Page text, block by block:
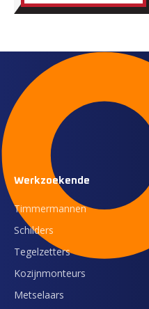
Werkzoekende
Timmermannen
Schilders
Tegelzetters
Kozijnmonteurs
Metselaars